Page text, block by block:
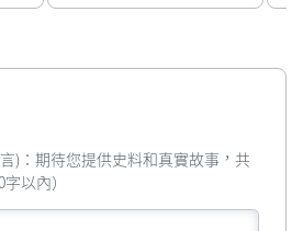
)：期待您提供史料和真實故事，共
以內）